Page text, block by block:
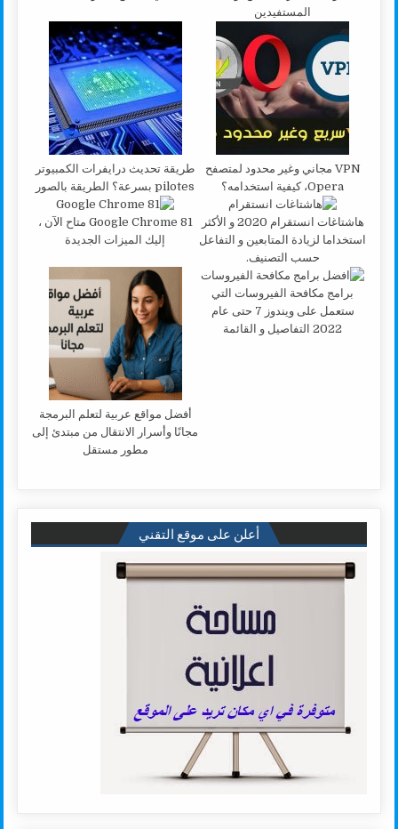
المستفيدين
VPN مجاني وغير محدود لمتصفح
Opera، كيفية استخدامه؟
طريقة تحديث درايفرات الكمبيوتر
pilotes بسرعة؟ الطريقة بالصور
هاشتاغات انستقرام 2020 و الأكثر
استخداما لزيادة المتابعين و التفاعل
حسب التصنيف.
Google Chrome 81 متاح الآن ،
إليك الميزات الجديدة
برامج مكافحة الفيروسات التي
ستعمل على ويندوز 7 حتى عام
2022 التفاصيل و القائمة
أفضل مواقع عربية لتعلم البرمجة
مجانًا وأسرار الانتقال من مبتدئ إلى
مطور مستقل
أعلن على موقع التقني